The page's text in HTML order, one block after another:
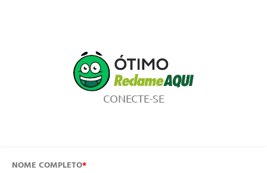
CONECTE-SE
NOME COMPLETO*